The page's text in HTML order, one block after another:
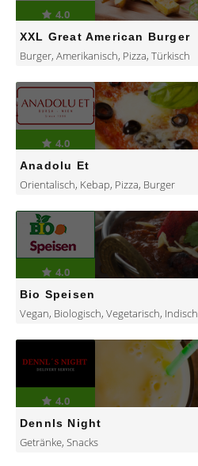
4.0
XXL Great American Burger
Burger, Amerikanisch, Pizza, Türkisch
4.0
Anadolu Et
Orientalisch, Kebap, Pizza, Burger
4.0
Bio Speisen
Vegan, Biologisch, Vegetarisch, Indisch
4.0
Dennls Night
Getränke, Snacks